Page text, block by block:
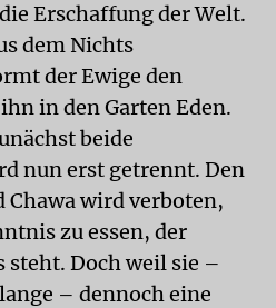
Erschaffung der Welt.
dem Nichts
der Ewige den
in den Garten Eden.
beide
nun erst getrennt. Den
Chawa wird verboten,
zu essen, der
steht. Doch weil sie –
– dennoch eine